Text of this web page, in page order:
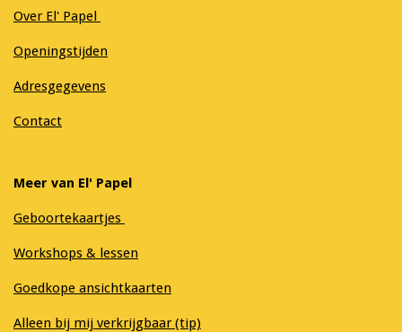
Over El' Papel
Openingstijden
Adresgegevens
Contact
Meer van El' Papel
Geboortekaartjes
Workshops & lessen
Goedkope ansichtkaarten
Alleen bij mij verkrijgbaar (tip)